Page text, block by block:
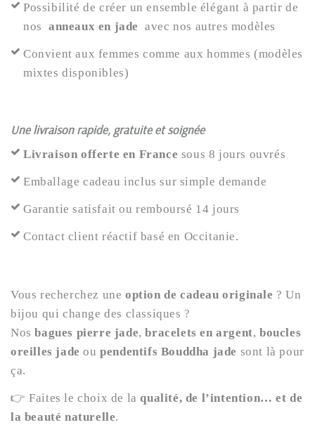
Possibilité de créer un ensemble élégant à partir de
nos anneaux en jade avec nos autres modèles
Convient aux femmes comme aux hommes (modèles
mixtes disponibles)
Une livraison rapide, gratuite et soignée
Livraison offerte en France sous 8 jours ouvrés
Emballage cadeau inclus sur simple demande
Garantie satisfait ou remboursé 14 jours
Contact client réactif basé en Occitanie.
Vous recherchez une option de cadeau originale ? Un
bijou qui change des classiques ?
Nosbagues pierre jade,bracelets en argent,boucles
oreilles jade oupendentifs Bouddha jade sont là pour
ça.
👉 Faites le choix de laqualité, de l’intention… et de
la beauté naturelle.